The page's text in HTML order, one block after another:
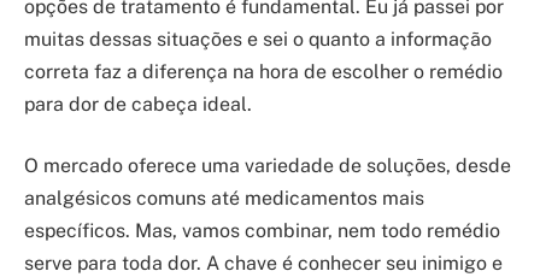
opções de tratamento é fundamental. Eu já passei por
muitas dessas situações e sei o quanto a informação
correta faz a diferença na hora de escolher o remédio
para dor de cabeça ideal.
O mercado oferece uma variedade de soluções, desde
analgésicos comuns até medicamentos mais
específicos. Mas, vamos combinar, nem todo remédio
serve para toda dor. A chave é conhecer seu inimigo e